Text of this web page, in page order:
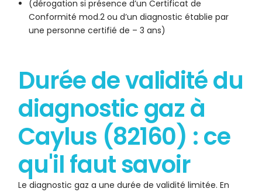
(dérogation si présence d’un Certificat de
Conformité mod.2 ou d’un diagnostic établie par
une personne certifié de – 3 ans)
Durée de validité du
diagnostic gaz à
Caylus (82160) : ce
qu'il faut savoir
Le diagnostic gaz a une durée de validité limitée. En